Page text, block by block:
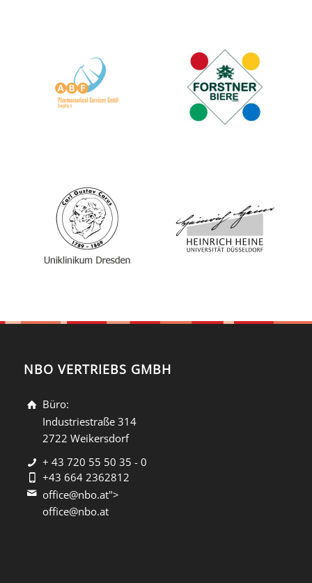
NBO VERTRIEBS GMBH
Büro:
Industriestraße 314
2722 Weikersdorf
+ 43 720 55 50 35 - 0
+43 664 2362812
office@nbo.at">
office@nbo.at